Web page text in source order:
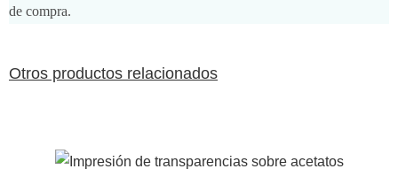
de compra.
Otros productos relacionados